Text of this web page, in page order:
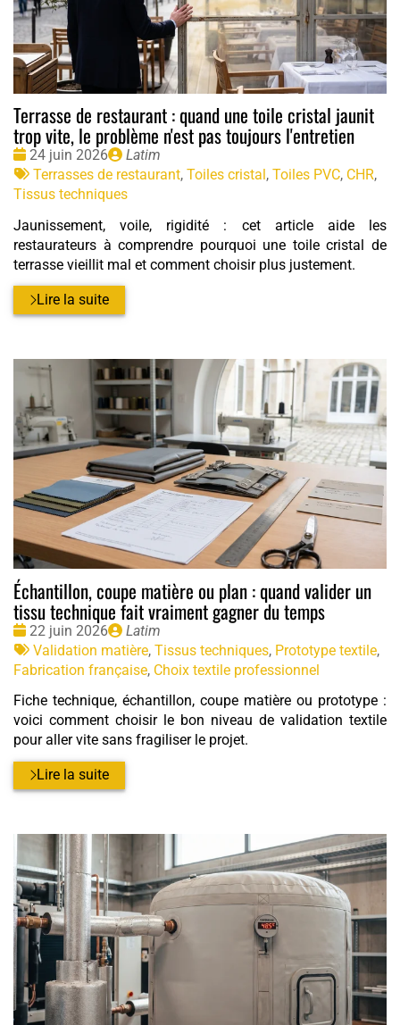
Terrasse de restaurant : quand une toile cristal jaunit
trop vite, le problème n'est pas toujours l'entretien
Date
:
24 juin 2026
Publié
par
Latim
Tags
:
Terrasses de restaurant, Toiles cristal, Toiles PVC, CHR,
Tissus techniques
Jaunissement, voile, rigidité : cet article aide les
restaurateurs à comprendre pourquoi une toile cristal de
terrasse vieillit mal et comment choisir plus justement.
Lire la suite
Échantillon, coupe matière ou plan : quand valider un
tissu technique fait vraiment gagner du temps
Date
:
22 juin 2026
Publié
par
Latim
Tags
:
Validation matière, Tissus techniques, Prototype textile,
Fabrication française, Choix textile professionnel
Fiche technique, échantillon, coupe matière ou prototype :
voici comment choisir le bon niveau de validation textile
pour aller vite sans fragiliser le projet.
Lire la suite